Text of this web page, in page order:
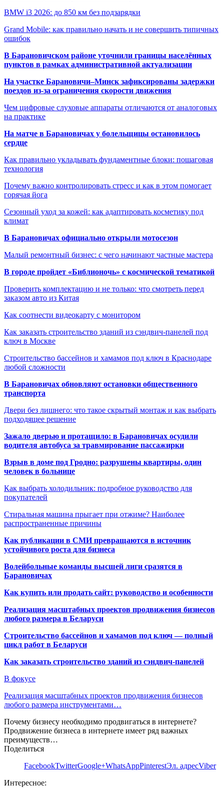
BMW i3 2026: до 850 км без подзарядки
Grand Mobile: как правильно начать и не совершить типичных
ошибок
В Барановичском районе уточнили границы населённых
пунктов в рамках административной актуализации
На участке Барановичи–Минск зафиксированы задержки
поездов из-за ограничения скорости движения
Чем цифровые слуховые аппараты отличаются от аналоговых
на практике
На матче в Барановичах у болельщицы остановилось
сердце
Как правильно укладывать фундаментные блоки: пошаговая
технология
Почему важно контролировать стресс и как в этом помогает
горячая йога
Сезонный уход за кожей: как адаптировать косметику под
климат
В Барановичах официально открыли мотосезон
Малый ремонтный бизнес: с чего начинают частные мастера
В городе пройдет «Библионочь» с космической тематикой
Проверить комплектацию и не только: что смотреть перед
заказом авто из Китая
Как соотнести видеокарту с монитором
Как заказать строительство зданий из сэндвич-панелей под
ключ в Москве
Строительство бассейнов и хамамов под ключ в Краснодаре
любой сложности
В Барановичах обновляют остановки общественного
транспорта
Двери без лишнего: что такое скрытый монтаж и как выбрать
подходящее решение
Зажало дверью и протащило: в Барановичах осудили
водителя автобуса за травмирование пассажирки
Взрыв в доме под Гродно: разрушены квартиры, один
человек в больнице
Как выбрать холодильник: подробное руководство для
покупателей
Стиральная машина прыгает при отжиме? Наиболее
распространенные причины
Как публикации в СМИ превращаются в источник
устойчивого роста для бизнеса
Волейбольные команды высшей лиги сразятся в
Барановичах
Как купить или продать сайт: руководство и особенности
Реализация масштабных проектов продвижения бизнесов
любого размера в Беларуси
Строительство бассейнов и хамамов под ключ — полный
цикл работ в Беларуси
Как заказать строительство зданий из сэндвич-панелей
В фокусе
Реализация масштабных проектов продвижения бизнесов
любого размера инструментами…
Почему бизнесу необходимо продвигаться в интернете?
Продвижение бизнеса в интернете имеет ряд важных
преимуществ…
Поделиться
FacebookTwitterGoogle+WhatsAppPinterestЭл. адресViber
Интересное: